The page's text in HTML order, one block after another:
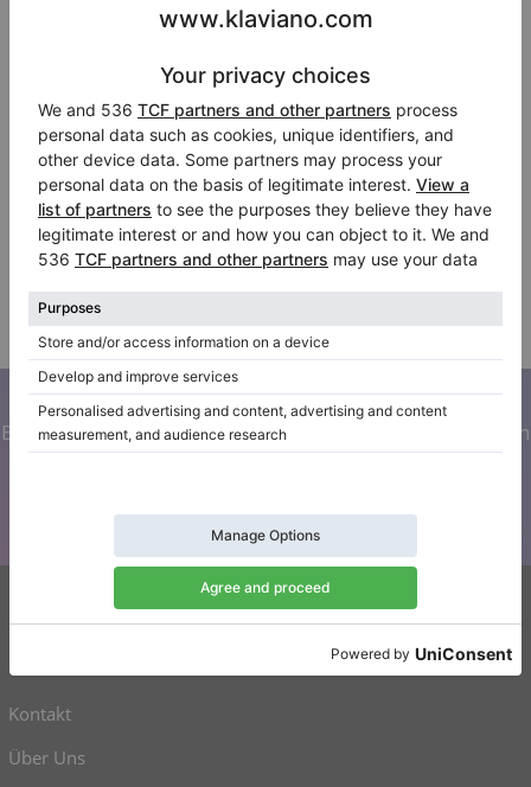
Verkaufspreis:
$4,558.76
Hot
Yamaha P22 aufrechtes Klavier mit passender
Bank
Land:Vereinigte Staaten
von Amerika
Stadt:Pine Brook
Klavierhändler/Klavierstimmer
Abonnieren Sie unseren Newsletter
Bleiben Sie auf dem Laufenden mit allen Neuigkeiten von
Kontakt
Über Uns